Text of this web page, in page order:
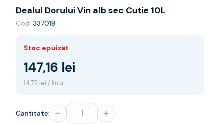
Franta
Spania
Australia
Germania
Noua Zeelanda
Prosecco
Dealul Dorului Vin alb sec Cutie 10L
Cod: 337019
Stoc epuizat
147,16 lei
14,72 lei / litru
Cantitate: